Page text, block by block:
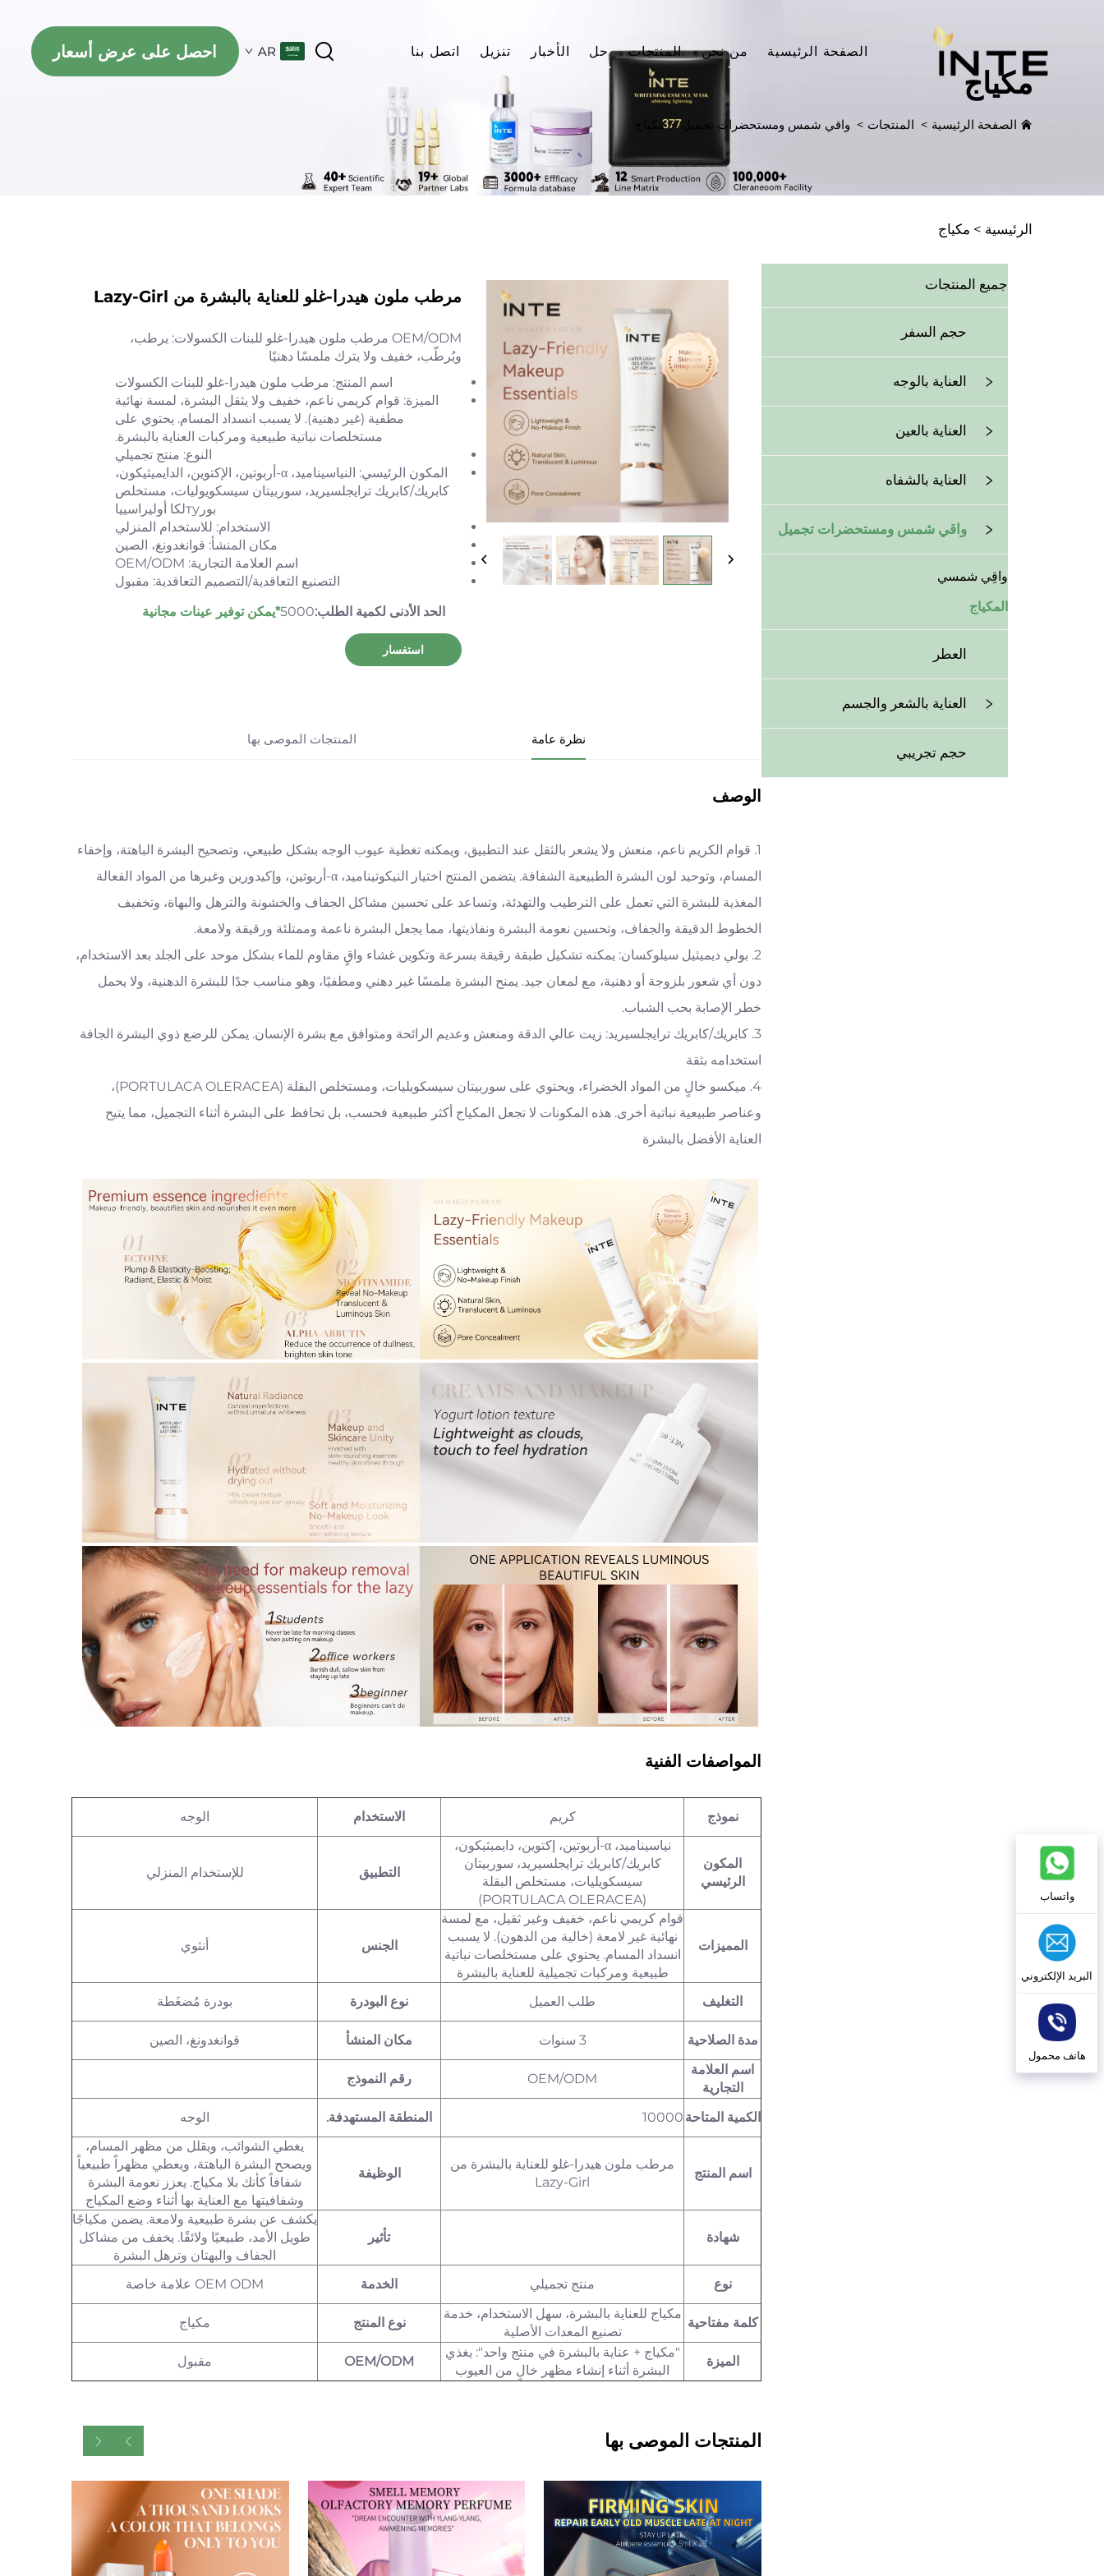
الصفحة الرئيسية من نحن المنتجات حل الأخبار تنزيل اتصل بنا AR احصل على عرض أسعار
مكياج
الصفحة الرئيسية > المنتجات > واقي شمس ومستحضرات تجميل>مكياج
الرئيسية > مكياج
جميع المنتجات
حجم السفر
العناية بالوجه
العناية بالعين
العناية بالشفاه
واقي شمس ومستحضرات تجميل
واقِي شمسي
المكياج
العطر
العناية بالشعر والجسم
حجم تجريبي
مرطب ملون هيدرا-غلو للعناية بالبشرة من Lazy-Girl
OEM/ODM مرطب ملون هيدرا-غلو للبنات الكسولات: يرطب،
ويُرطّب، خفيف ولا يترك ملمسًا دهنيًا
اسم المنتج: مرطب ملون هيدرا-غلو للبنات الكسولات
الميزة: قوام كريمي ناعم، خفيف ولا يثقل البشرة، لمسة نهائية
مطفية (غير دهنية). لا يسبب انسداد المسام. يحتوي على
مستخلصات نباتية طبيعية ومركبات العناية بالبشرة.
النوع: منتج تجميلي
المكون الرئيسي: النياسيناميد، α-أربوتين، الإكتوين، الدايميثيكون،
كابريك/كابريك ترايجلسيريد، سوربيتان سيسكويوليات، مستخلص
بورтуلكا أوليراسييا
الاستخدام: للاستخدام المنزلي
مكان المنشأ: قوانغدونغ، الصين
اسم العلامة التجارية: OEM/ODM
التصنيع التعاقدية/التصميم التعاقدية: مقبول
الحد الأدنى لكمية الطلب:5000*يمكن توفير عينات مجانية
استفسار
نظرة عامة المنتجات الموصى بها
الوصف
1. قوام الكريم ناعم، منعش ولا يشعر بالثقل عند التطبيق، ويمكنه تغطية عيوب الوجه بشكل طبيعي، وتصحيح البشرة الباهتة، وإخفاء
المسام، وتوحيد لون البشرة الطبيعية الشفافة. يتضمن المنتج اختيار النيكوتيناميد، α-أربوتين، وإكيدورين وغيرها من المواد الفعالة
المغذية للبشرة التي تعمل على الترطيب والتهدئة، وتساعد على تحسين مشاكل الجفاف والخشونة والترهل والبهاة، وتخفيف
الخطوط الدقيقة والجفاف، وتحسين نعومة البشرة ونفاذيتها، مما يجعل البشرة ناعمة وممتلئة ورقيقة ولامعة.
2. بولي ديميثيل سيلوكسان: يمكنه تشكيل طبقة رقيقة بسرعة وتكوين غشاء واقٍ مقاوم للماء بشكل موحد على الجلد بعد الاستخدام،
دون أي شعور بلزوجة أو دهنية، مع لمعان جيد. يمنح البشرة ملمسًا غير دهني ومطفيًا، وهو مناسب جدًا للبشرة الدهنية، ولا يحمل
خطر الإصابة بحب الشباب.
3. كابريك/كابريك ترايجلسيريد: زيت عالي الدقة ومنعش وعديم الرائحة ومتوافق مع بشرة الإنسان. يمكن للرضع ذوي البشرة الجافة
استخدامه بثقة
4. ميكسو خالٍ من المواد الخضراء، ويحتوي على سوربيتان سيسكويليات، ومستخلص البقلة (PORTULACA OLERACEA)،
وعناصر طبيعية نباتية أخرى. هذه المكونات لا تجعل المكياج أكثر طبيعية فحسب، بل تحافظ على البشرة أثناء التجميل، مما يتيح
العناية الأفضل بالبشرة
المواصفات الفنية
نموذج كريم الاستخدام الوجه
المكون
الرئيسي
نياسيناميد، α-أربوتين، إكتوين، دايميثيكون،
كابريك/كابريك ترايجلسيريد، سوربيتان
سيسكويليات، مستخلص البقلة
(PORTULACA OLERACEA)
التطبيق للإستخدام المنزلي
المميزات
قوام كريمي ناعم، خفيف وغير ثقيل، مع لمسة
نهائية غير لامعة (خالية من الدهون). لا يسبب
انسداد المسام. يحتوي على مستخلصات نباتية
طبيعية ومركبات تجميلية للعناية بالبشرة
الجنس أنثوي
التغليف طلب العميل نوع البودرة بودرة مُضغَطة
مدة الصلاحية 3 سنوات مكان المنشأ
قوانغدونغ، الصين
اسم العلامة
التجارية
OEM/ODM رقم النموذج
الكمية المتاحة 10000 المنطقة المستهدفة. الوجه
اسم المنتج
مرطب ملون هيدرا-غلو للعناية بالبشرة من
Lazy-Girl
الوظيفة
يغطي الشوائب، ويقلل من مظهر المسام،
ويصحح البشرة الباهتة، ويعطي مظهراً طبيعياً
شفافاً كأنك بلا مكياج. يعزز نعومة البشرة
وشفافيتها مع العناية بها أثناء وضع المكياج
شهادة تأثير
يكشف عن بشرة طبيعية ولامعة. يضمن مكياجًا
طويل الأمد، طبيعيًا ولائقًا. يخفف من مشاكل
الجفاف والبهتان وترهل البشرة
نوع
منتج تجميلي الخدمة OEM ODM علامة خاصة
كلمة مفتاحية
مكياج للعناية بالبشرة، سهل الاستخدام، خدمة
تصنيع المعدات الأصلية
نوع المنتج مكياج
الميزة
"مكياج + عناية بالبشرة في منتج واحد": يغذي
البشرة أثناء إنشاء مظهر خالٍ من العيوب
OEM/ODM مقبول
المنتجات الموصى بها
واتساب
البريد الإلكتروني
هاتف محمول